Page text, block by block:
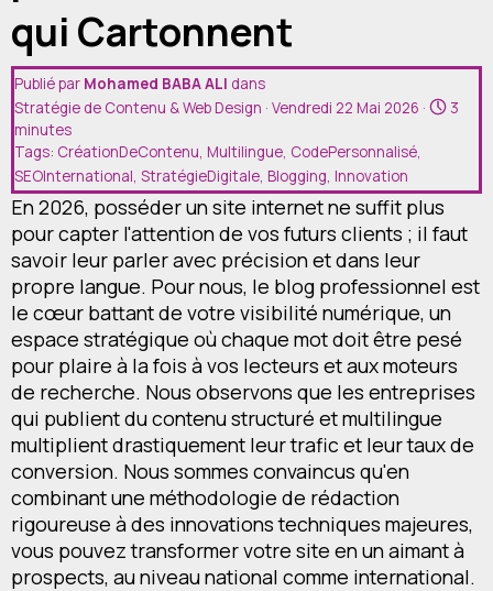
qui Cartonnent
Publié par Mohamed BABA ALI dans
Stratégie de Contenu & Web Design · Vendredi 22 Mai 2026 ·
3
minutes
Tags: CréationDeContenu, Multilingue, CodePersonnalisé,
SEOInternational, StratégieDigitale, Blogging, Innovation
En 2026, posséder un site internet ne suffit plus
pour capter l'attention de vos futurs clients ; il faut
savoir leur parler avec précision et dans leur
propre langue. Pour nous, le blog professionnel est
le cœur battant de votre visibilité numérique, un
espace stratégique où chaque mot doit être pesé
pour plaire à la fois à vos lecteurs et aux moteurs
de recherche. Nous observons que les entreprises
qui publient du contenu structuré et multilingue
multiplient drastiquement leur trafic et leur taux de
conversion. Nous sommes convaincus qu'en
combinant une méthodologie de rédaction
rigoureuse à des innovations techniques majeures,
vous pouvez transformer votre site en un aimant à
prospects, au niveau national comme international.
Devis
Contact